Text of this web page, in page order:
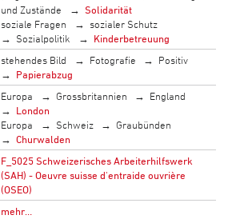
und Zustände
Solidarität
soziale Fragen
sozialer Schutz
Sozialpolitik
Kinderbetreuung
stehendes Bild Fotografie
Positiv
Papierabzug
Europa Grossbritannien
England
London
Europa
Schweiz
Graubünden
Churwalden
F_5025 Schweizerisches Arbeiterhilfswerk
(SAH) - Oeuvre suisse d'entraide ouvrière
(OSEO)
mehr…